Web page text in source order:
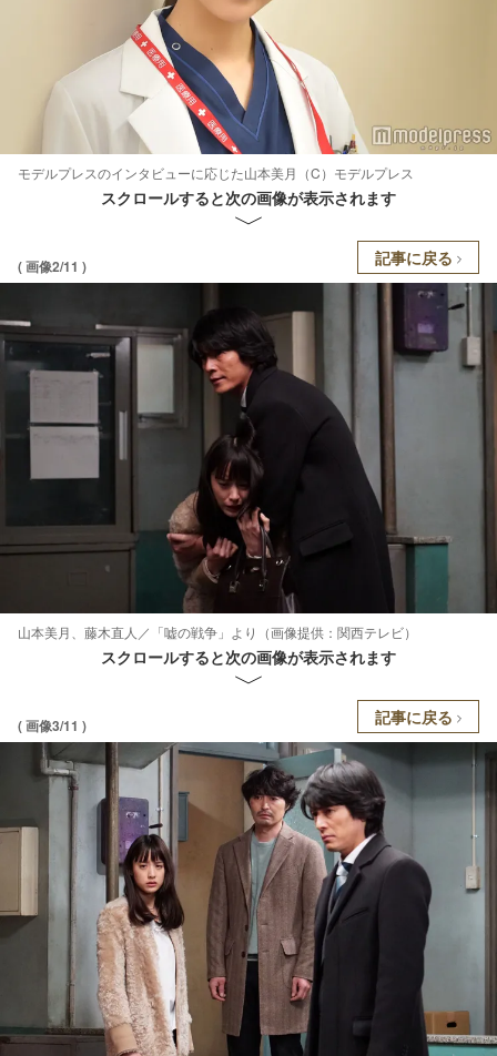
モデルプレスのインタビューに応じた山本美月（C）モデルプレス
スクロールすると次の画像が表示されます
( 画像2/11 ) 記事に戻る
山本美月、藤木直人／「嘘の戦争」より（画像提供：関西テレビ）
スクロールすると次の画像が表示されます
( 画像3/11 ) 記事に戻る